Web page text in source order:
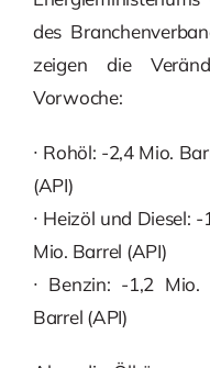
des
zeigen die
Vorwoche:
∙ Rohöl: -2,4 Mio.
(API)
∙ Heizöl und Diesel:
Mio. Barrel (API)
∙ Benzin: -1,2
Barrel (API)